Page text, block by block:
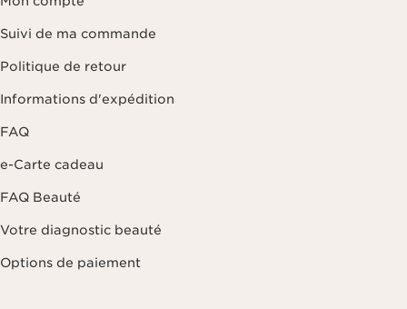
Suivi de ma commande
Politique de retour
Informations d'expédition
FAQ
e-Carte cadeau
FAQ Beauté
Votre diagnostic beauté
Options de paiement